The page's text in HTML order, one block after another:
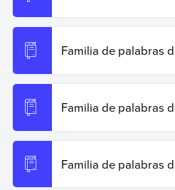
Familia de palabras
Familia de palabras
Familia de palabras